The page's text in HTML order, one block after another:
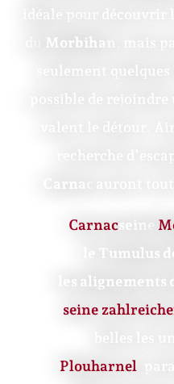
idéale pour
Morbihan,
seulement
possible de
valent le détour.
Carnac
Carnac seine
le Tumulus
les alignements
seine
Plouharnel